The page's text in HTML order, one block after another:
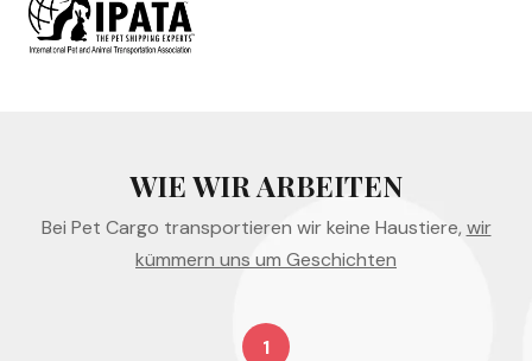
WIE WIR ARBEITEN
Bei Pet Cargo transportieren wir keine Haustiere, wir
kümmern uns um Geschichten
1